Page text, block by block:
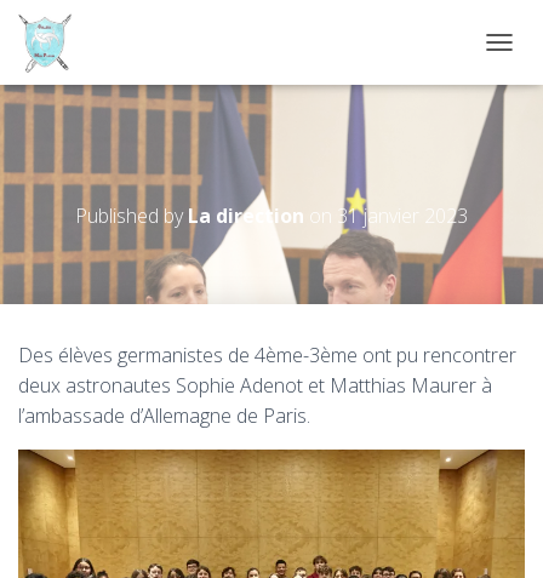
É
R
N
A
G
O
N
Rencontre avec des astronautes
Published byLa direction on 31 janvier 2023
Des élèves germanistes de 4ème-3ème ont pu rencontrer
deux astronautes Sophie Adenot et Matthias Maurer à
l’ambassade d’Allemagne de Paris.